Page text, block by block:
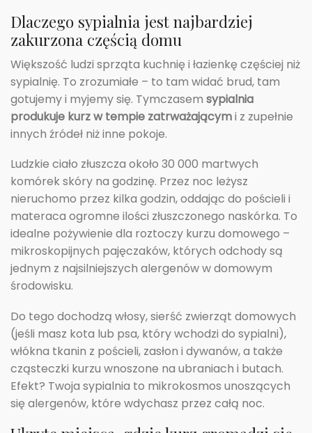
Dlaczego sypialnia jest najbardziej
zakurzona częścią domu
Większość ludzi sprząta kuchnię i łazienkę częściej niż
sypialnię. To zrozumiałe – to tam widać brud, tam
gotujemy i myjemy się. Tymczasem sypialnia
produkuje kurz w tempie zatrważającymi z zupełnie
innych źródeł niż inne pokoje.
Ludzkie ciało złuszcza około 30 000 martwych
komórek skóry na godzinę. Przez noc leżysz
nieruchomo przez kilka godzin, oddając do pościeli i
materaca ogromne ilości złuszczonego naskórka. To
idealne pożywienie dla roztoczy kurzu domowego –
mikroskopijnych pajęczaków, których odchody są
jednym z najsilniejszych alergenów w domowym
środowisku.
Do tego dochodzą włosy, sierść zwierząt domowych
(jeśli masz kota lub psa, który wchodzi do sypialni),
włókna tkanin z pościeli, zasłon i dywanów, a także
cząsteczki kurzu wnoszone na ubraniach i butach.
Efekt? Twoja sypialnia to mikrokosmos unoszących
się alergenów, które wdychasz przez całą noc.